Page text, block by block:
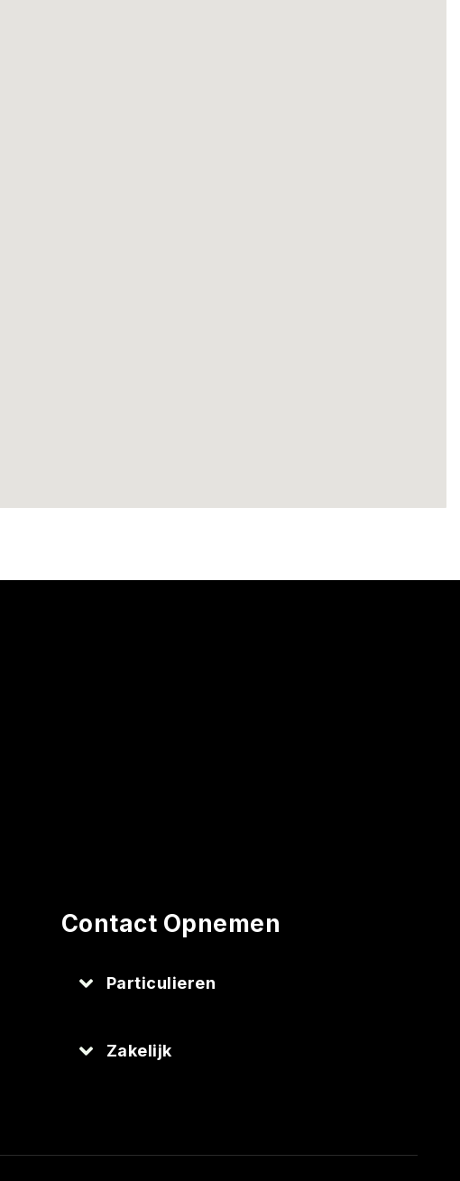
Contact Opnemen
Particulieren
Zakelijk